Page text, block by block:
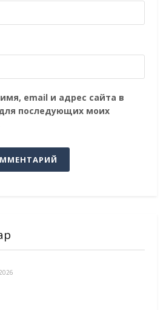
email и адрес сайта в
последующих моих